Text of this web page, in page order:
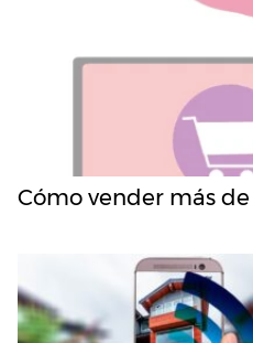
Cómo vender más